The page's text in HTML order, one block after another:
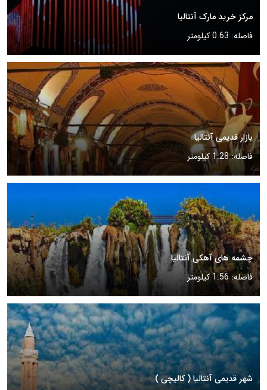
مرکز خرید مارک آنتالیا
فاصله: 0.63 کیلومتر
بازار قدیمی آنتالیا
فاصله: 1.28 کیلومتر
چشمه های آهکی آنتالیا
فاصله: 1.56 کیلومتر
شهر قدیمی آنتالیا ( کالیچی )